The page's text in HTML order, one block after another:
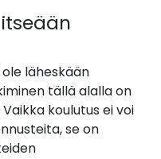
läheskään
tällä alalla on
koulutus ei voi
se on